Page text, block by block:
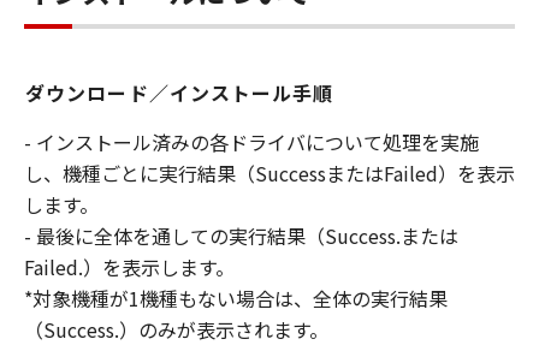
ダウンロード／インストール手順
- インストール済みの各ドライバについて処理を実施
し、機種ごとに実行結果（SuccessまたはFailed）を表示
します。
- 最後に全体を通しての実行結果（Success.または
Failed.）を表示します。
*対象機種が1機種もない場合は、全体の実行結果
（Success.）のみが表示されます。